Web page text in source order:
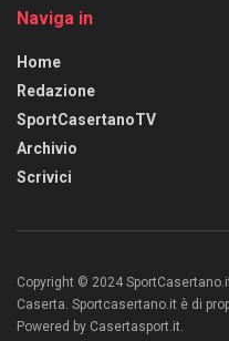
Naviga in
Home
Redazione
SportCasertanoTV
Archivio
Scrivici
Copyright © 2024
Caserta. Sportcasertano.it è di
Powered by Casertasport.it.